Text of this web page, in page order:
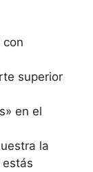
con
superior
en el
la